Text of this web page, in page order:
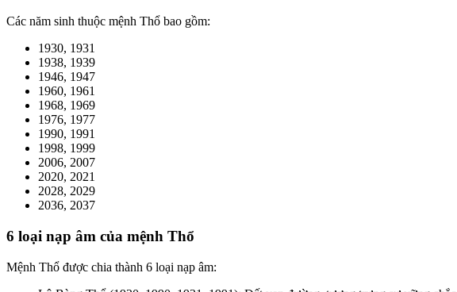
Các năm sinh thuộc mệnh Thổ bao gồm:
1930, 1931
1938, 1939
1946, 1947
1960, 1961
1968, 1969
1976, 1977
1990, 1991
1998, 1999
2006, 2007
2020, 2021
2028, 2029
2036, 2037
6 loại nạp âm của mệnh Thổ
Mệnh Thổ được chia thành 6 loại nạp âm: